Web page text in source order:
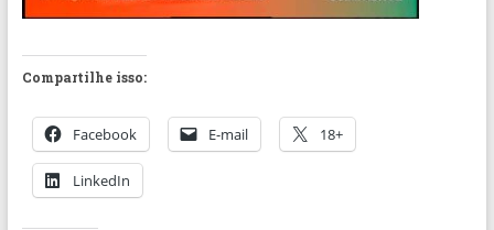
Compartilhe isso:
Facebook E-mail 18+
LinkedIn